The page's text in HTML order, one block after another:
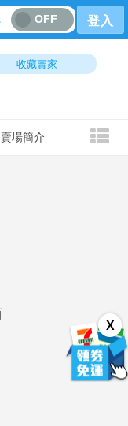
OFF 登入
收藏賣家
賣場簡介
X
賣場簡介